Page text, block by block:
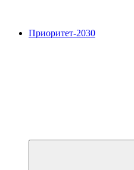
Приоритет-2030